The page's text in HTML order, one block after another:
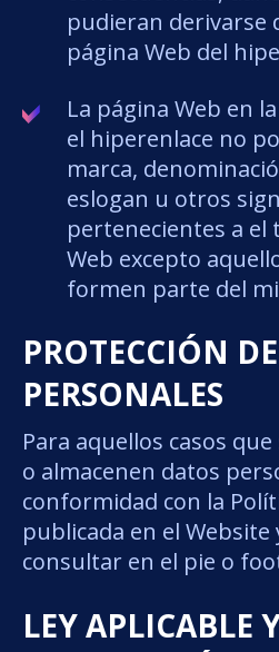
pudieran derivarse
página Web del
La página Web en
el hiperenlace no
marca,
eslogan u otros
pertenecientes a
Web excepto
formen parte del
PROTECCIÓN
PERSONALES
Para aquellos casos
o almacenen datos
conformidad con la
publicada en el Website
consultar en el pie o
LEY APLICABLE